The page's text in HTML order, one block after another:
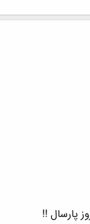
پارسال !!